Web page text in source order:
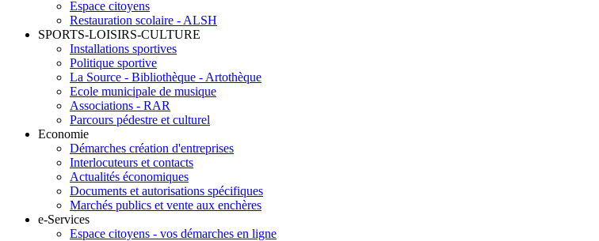
Espace citoyens
Restauration scolaire - ALSH
SPORTS-LOISIRS-CULTURE
Installations sportives
Politique sportive
La Source - Bibliothèque - Artothèque
Ecole municipale de musique
Associations - RAR
Parcours pédestre et culturel
Economie
Démarches création d'entreprises
Interlocuteurs et contacts
Actualités économiques
Documents et autorisations spécifiques
Marchés publics et vente aux enchères
e-Services
Espace citoyens - vos démarches en ligne